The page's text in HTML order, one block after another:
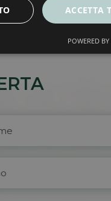
ACCETTA
POWERED